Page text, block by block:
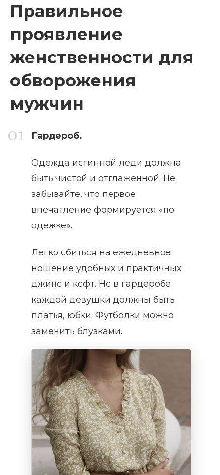
Правильное
проявление
женственности для
обворожения
мужчин
Гардероб.
Одежда истинной леди должна
быть чистой и отглаженной. Не
забывайте, что первое
впечатление формируется «по
одежке».
Легко сбиться на ежедневное
ношение удобных и практичных
джинс и кофт. Но в гардеробе
каждой девушки должны быть
платья, юбки. Футболки можно
заменить блузками.